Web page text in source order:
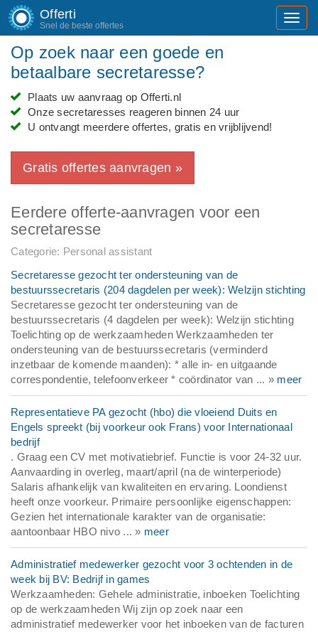
Offerti
Snel de beste offertes
Op zoek naar een goede en
betaalbare secretaresse?
Plaats uw aanvraag op Offerti.nl
Onze secretaresses reageren binnen 24 uur
U ontvangt meerdere offertes, gratis en vrijblijvend!
Gratis offertes aanvragen »
Eerdere offerte-aanvragen voor een
secretaresse
Categorie: Personal assistant
Secretaresse gezocht ter ondersteuning van de
bestuurssecretaris (204 dagdelen per week): Welzijn stichting
Secretaresse gezocht ter ondersteuning van de
bestuurssecretaris (4 dagdelen per week): Welzijn stichting
Toelichting op de werkzaamheden Werkzaamheden ter
ondersteuning van de bestuurssecretaris (verminderd
inzetbaar de komende maanden): * alle in- en uitgaande
correspondentie, telefoonverkeer * coördinator van ... » meer
Representatieve PA gezocht (hbo) die vloeiend Duits en
Engels spreekt (bij voorkeur ook Frans) voor Internationaal
bedrijf
. Graag een CV met motivatiebrief. Functie is voor 24-32 uur.
Aanvaarding in overleg, maart/april (na de winterperiode)
Salaris afhankelijk van kwaliteiten en ervaring. Loondienst
heeft onze voorkeur. Primaire persoonlijke eigenschappen:
Gezien het internationale karakter van de organisatie:
aantoonbaar HBO nivo ... » meer
Administratief medewerker gezocht voor 3 ochtenden in de
week bij BV: Bedrijf in games
Werkzaamheden: Gehele administratie, inboeken Toelichting
op de werkzaamheden Wij zijn op zoek naar een
administratief medewerker voor het inboeken van de facturen